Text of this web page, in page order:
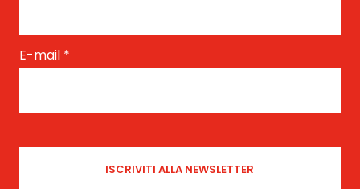
E-mail *